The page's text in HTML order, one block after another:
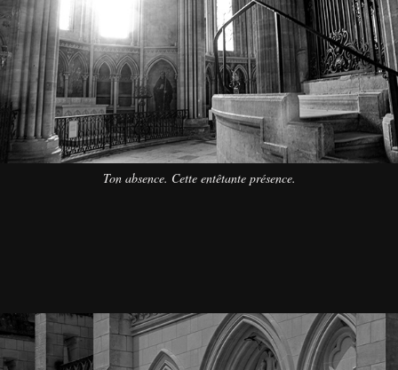
Ton absence. Cette entêtante présence.